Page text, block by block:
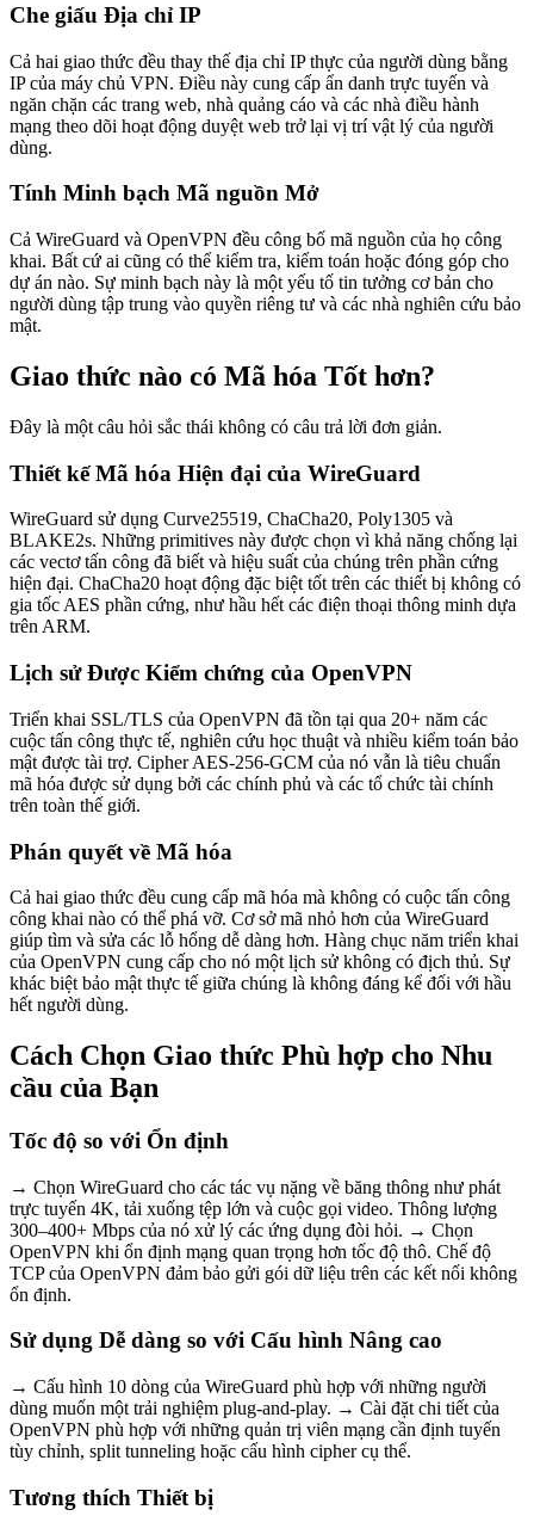
Che giấu Địa chỉ IP
Cả hai giao thức đều thay thế địa chỉ IP thực của người dùng bằng
IP của máy chủ VPN. Điều này cung cấp ẩn danh trực tuyến và
ngăn chặn các trang web, nhà quảng cáo và các nhà điều hành
mạng theo dõi hoạt động duyệt web trở lại vị trí vật lý của người
dùng.
Tính Minh bạch Mã nguồn Mở
Cả WireGuard và OpenVPN đều công bố mã nguồn của họ công
khai. Bất cứ ai cũng có thể kiểm tra, kiểm toán hoặc đóng góp cho
dự án nào. Sự minh bạch này là một yếu tố tin tưởng cơ bản cho
người dùng tập trung vào quyền riêng tư và các nhà nghiên cứu bảo
mật.
Giao thức nào có Mã hóa Tốt hơn?
Đây là một câu hỏi sắc thái không có câu trả lời đơn giản.
Thiết kế Mã hóa Hiện đại của WireGuard
WireGuard sử dụng Curve25519, ChaCha20, Poly1305 và
BLAKE2s. Những primitives này được chọn vì khả năng chống lại
các vectơ tấn công đã biết và hiệu suất của chúng trên phần cứng
hiện đại. ChaCha20 hoạt động đặc biệt tốt trên các thiết bị không có
gia tốc AES phần cứng, như hầu hết các điện thoại thông minh dựa
trên ARM.
Lịch sử Được Kiểm chứng của OpenVPN
Triển khai SSL/TLS của OpenVPN đã tồn tại qua 20+ năm các
cuộc tấn công thực tế, nghiên cứu học thuật và nhiều kiểm toán bảo
mật được tài trợ. Cipher AES-256-GCM của nó vẫn là tiêu chuẩn
mã hóa được sử dụng bởi các chính phủ và các tổ chức tài chính
trên toàn thế giới.
Phán quyết về Mã hóa
Cả hai giao thức đều cung cấp mã hóa mà không có cuộc tấn công
công khai nào có thể phá vỡ. Cơ sở mã nhỏ hơn của WireGuard
giúp tìm và sửa các lỗ hổng dễ dàng hơn. Hàng chục năm triển khai
của OpenVPN cung cấp cho nó một lịch sử không có địch thủ. Sự
khác biệt bảo mật thực tế giữa chúng là không đáng kể đối với hầu
hết người dùng.
Cách Chọn Giao thức Phù hợp cho Nhu
cầu của Bạn
Tốc độ so với Ổn định
→ Chọn WireGuard cho các tác vụ nặng về băng thông như phát
trực tuyến 4K, tải xuống tệp lớn và cuộc gọi video. Thông lượng
300–400+ Mbps của nó xử lý các ứng dụng đòi hỏi. → Chọn
OpenVPN khi ổn định mạng quan trọng hơn tốc độ thô. Chế độ
TCP của OpenVPN đảm bảo gửi gói dữ liệu trên các kết nối không
ổn định.
Sử dụng Dễ dàng so với Cấu hình Nâng cao
→ Cấu hình 10 dòng của WireGuard phù hợp với những người
dùng muốn một trải nghiệm plug-and-play. → Cài đặt chi tiết của
OpenVPN phù hợp với những quản trị viên mạng cần định tuyến
tùy chỉnh, split tunneling hoặc cấu hình cipher cụ thể.
Tương thích Thiết bị